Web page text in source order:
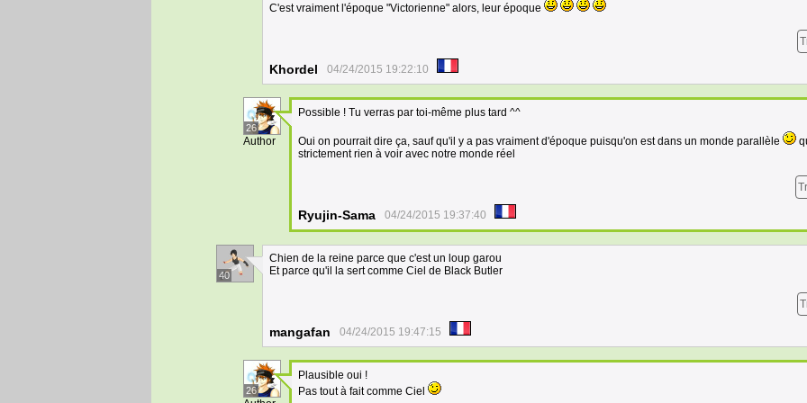
C'est vraiment l'époque "Victorienne" alors, leur époque
Khordel 04/24/2015 19:22:10
26
Author
Possible ! Tu verras par toi-même plus tard ^^
Oui on pourrait dire ça, sauf qu'il y a pas vraiment d'époque puisqu'on est dans un monde parallèle
strictement rien à voir avec notre monde réel
Ryujin-Sama 04/24/2015 19:37:40
40
Chien de la reine parce que c'est un loup garou
Et parce qu'il la sert comme Ciel de Black Butler
mangafan 04/24/2015 19:47:15
26
Plausible oui !
Pas tout à fait comme Ciel